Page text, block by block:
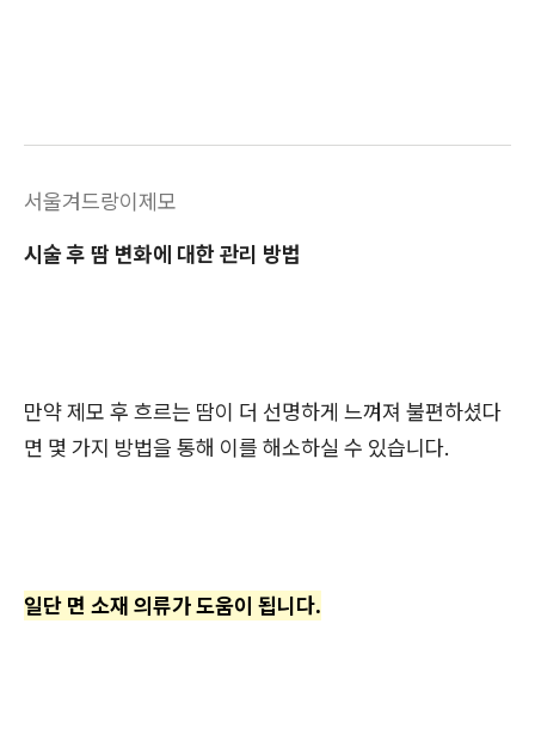
서울겨드랑이제모
시술 후 땀 변화에 대한 관리 방법
만약 제모 후 흐르는 땀이 더 선명하게 느껴져 불편하셨다
면 몇 가지 방법을 통해 이를 해소하실 수 있습니다.
일단 면 소재 의류가 도움이 됩니다.